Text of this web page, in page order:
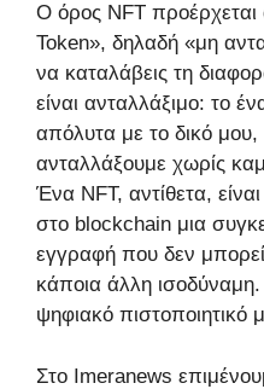
Ο όρος NFT
Token», δηλαδή «μη
να καταλάβεις τη
είναι ανταλλάξιμο: το
απόλυτα με το δικό
ανταλλάξουμε χωρίς
Ένα NFT, αντίθετα,
στο blockchain μια
εγγραφή που δεν
κάποια άλλη
ψηφιακό πιστοποιητικό
Στο Imeranews